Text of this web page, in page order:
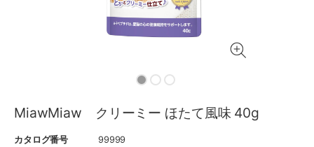
MiawMiaw クリーミー ほたて風味 40g
カタログ番号
99999